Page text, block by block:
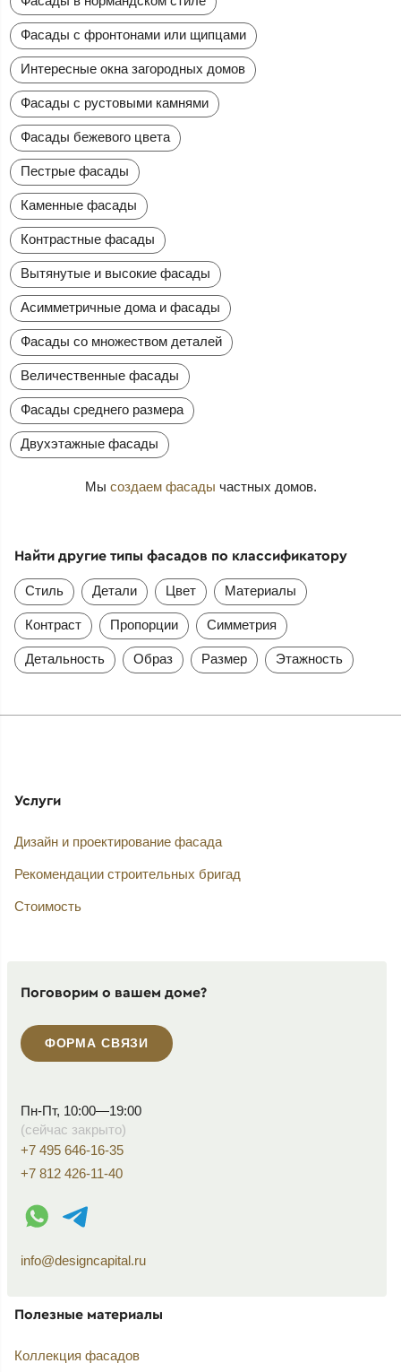
Фасады с фронтонами или щипцами
Интересные окна загородных домов
Фасады с рустовыми камнями
Фасады бежевого цвета
Пестрые фасады
Каменные фасады
Контрастные фасады
Вытянутые и высокие фасады
Асимметричные дома и фасады
Фасады со множеством деталей
Величественные фасады
Фасады среднего размера
Двухэтажные фасады
Мы создаем фасады частных домов.
Найти другие типы фасадов по классификатору
Стиль Детали Цвет Материалы
Контраст Пропорции Симметрия
Детальность Образ Размер Этажность
Услуги
Дизайн и проектирование фасада
Рекомендации строительных бригад
Стоимость
Поговорим о вашем доме?
ФОРМА СВЯЗИ
Пн-Пт, 10:00—19:00
(сейчас закрыто)
+7 495 646-16-35
+7 812 426-11-40
WhatsApp контакт
Telegram контакт
info@designcapital.ru
Полезные материалы
Коллекция фасадов